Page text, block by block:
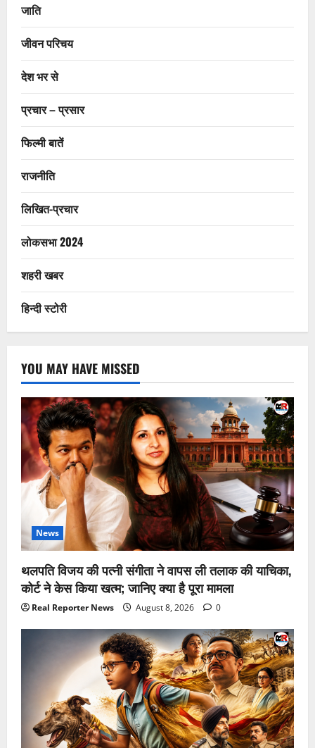
जाति
जीवन परिचय
देश भर से
प्रचार – प्रसार
फिल्मी बातें
राजनीति
लिखित-प्रचार
लोकसभा 2024
शहरी खबर
हिन्दी स्टोरी
YOU MAY HAVE MISSED
News
थलपति विजय की पत्नी संगीता ने वापस ली तलाक की याचिका,
कोर्ट ने केस किया खत्म; जानिए क्या है पूरा मामला
Real Reporter News August 8, 2026 0